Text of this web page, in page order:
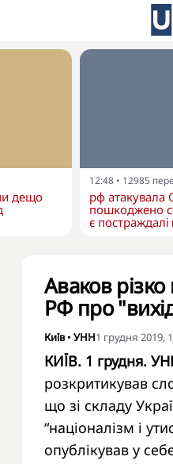
дещо
12:48 • 12985
рф атакувала
пошкоджено
є постраждалі
Аваков
РФ про
Київ• УНН1 грудня 2019,
КИЇВ. 1 грудня.
розкритикував
що зі складу
“націоналізм і
опублікував у